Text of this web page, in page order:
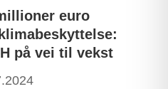
euro
på vei til vekst